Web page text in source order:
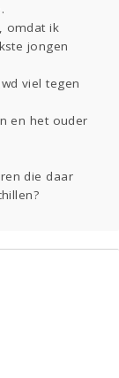
omdat ik
jongen
viel tegen
en het ouder
die daar